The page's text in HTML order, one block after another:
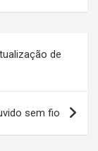
de
sem fio